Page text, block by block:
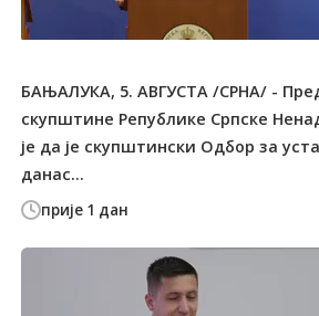
прије 1 дан
БАЊАЛУКА, 5. АВГУСТА /СРНА/ -
скупштине Републике Српске
је да је скупштински Одбор за
данас...